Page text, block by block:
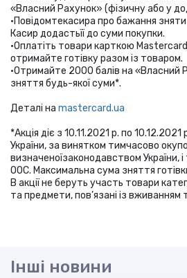
«Власний Рахунок» (фізичну або у
•Повідомтекасира про бажання зняти
Касир додастьїї до суми покупки.
•Оплатіть товари карткою Mastercard
отримайте готівку разом із товаром.
•Отримайте 2000 балів на «Власний
зняття будь-якої суми*.
Деталі на mastercard.ua
*Акція діє з 10.11.2021 р. по
України, за винятком тимчасово
визначеноїзаконодавством України,
ООС. Максимальна сума зняття
В акції не беруть участь товари
та предмети, пов’язані із
Інші новини